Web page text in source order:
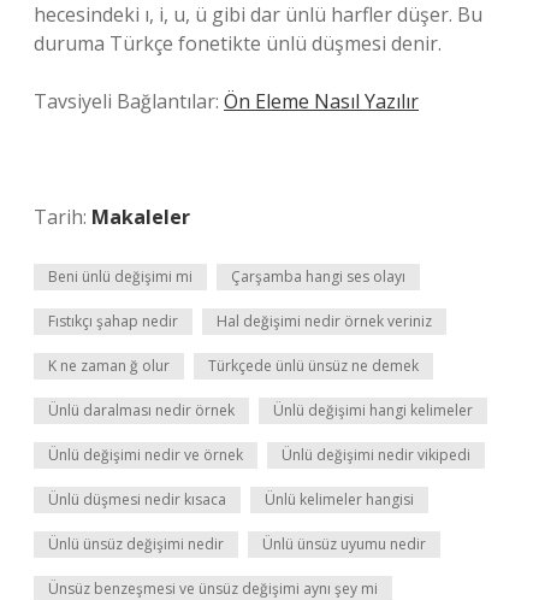
hecesindeki ı, i, u, ü gibi dar ünlü harfler düşer. Bu
duruma Türkçe fonetikte ünlü düşmesi denir.
Tavsiyeli Bağlantılar: Ön Eleme Nasıl Yazılır
Tarih: Makaleler
Beni ünlü değişimi mi Çarşamba hangi ses olayı
Fıstıkçı şahap nedir Hal değişimi nedir örnek veriniz
K ne zaman ğ olur Türkçede ünlü ünsüz ne demek
Ünlü daralması nedir örnek Ünlü değişimi hangi kelimeler
Ünlü değişimi nedir ve örnek Ünlü değişimi nedir vikipedi
Ünlü düşmesi nedir kısaca Ünlü kelimeler hangisi
Ünlü ünsüz değişimi nedir Ünlü ünsüz uyumu nedir
Ünsüz benzeşmesi ve ünsüz değişimi aynı şey mi